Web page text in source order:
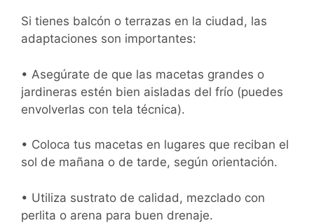
Si tienes balcón o terrazas en la ciudad, las
adaptaciones son importantes:
• Asegúrate de que las macetas grandes o
jardineras estén bien aisladas del frío (puedes
envolverlas con tela técnica).
• Coloca tus macetas en lugares que reciban el
sol de mañana o de tarde, según orientación.
• Utiliza sustrato de calidad, mezclado con
perlita o arena para buen drenaje.